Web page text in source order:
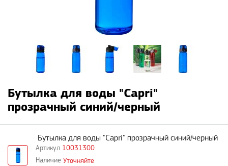
Бутылка для воды "Capri"
прозрачный синий/черный
10031300
Бутылка для воды "Capri" прозрачный синий/черный
Уточняйте